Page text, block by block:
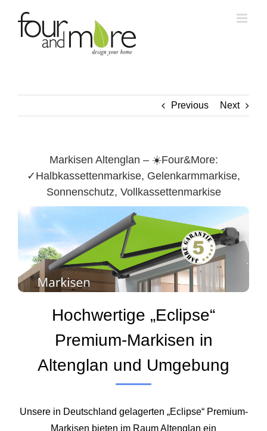
content
Previous Next
Markisen Altenglan – ☀️Four&More:
✓Halbkassettenmarkise, Gelenkarmmarkise,
Sonnenschutz, Vollkassettenmarkise
Hochwertige „Eclipse“
Premium-Markisen in
Altenglan und Umgebung
Unsere in Deutschland gelagerten „Eclipse“ Premium-
Markisen bieten im Raum Altenglan ein